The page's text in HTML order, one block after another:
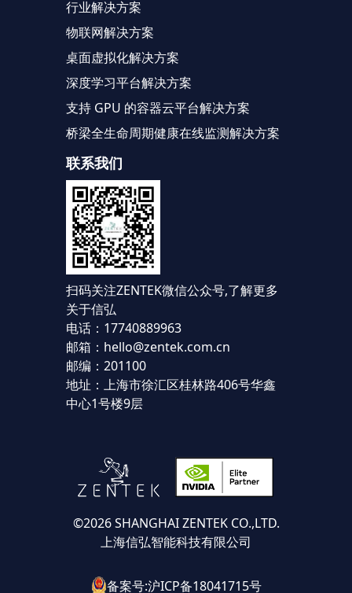
行业解决方案
物联网解决方案
桌面虚拟化解决方案
深度学习平台解决方案
支持 GPU 的容器云平台解决方案
桥梁全生命周期健康在线监测解决方案
联系我们
扫码关注ZENTEK微信公众号,了解更多
关于信弘
电话：17740889963
邮箱：hello@zentek.com.cn
邮编：201100
地址：上海市徐汇区桂林路406号华鑫
中心1号楼9层
©2026 SHANGHAI ZENTEK CO.,LTD.
上海信弘智能科技有限公司
备案号:沪ICP备18041715号